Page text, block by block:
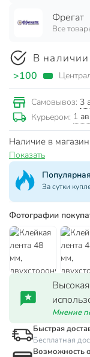
Фрегат
Все
В наличии
>100
Самовывоз: 3
Курьером: 1
Наличие в
Показать
За сутки
Фотографии
Мнение
Быстрая
Бесплатная
Возможность